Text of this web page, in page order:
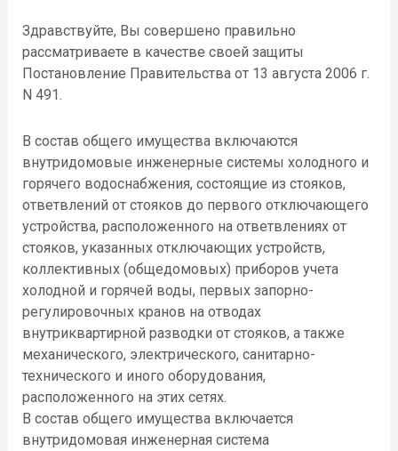
Здравствуйте, Вы совершено правильно
рассматриваете в качестве своей защиты
Постановление Правительства от 13 августа 2006 г.
N 491.
В состав общего имущества включаются
внутридомовые инженерные системы холодного и
горячего водоснабжения, состоящие из стояков,
ответвлений от стояков до первого отключающего
устройства, расположенного на ответвлениях от
стояков, указанных отключающих устройств,
коллективных (общедомовых) приборов учета
холодной и горячей воды, первых запорно-
регулировочных кранов на отводах
внутриквартирной разводки от стояков, а также
механического, электрического, санитарно-
технического и иного оборудования,
расположенного на этих сетях.
В состав общего имущества включается
внутридомовая инженерная система